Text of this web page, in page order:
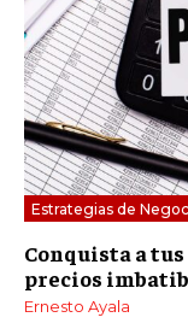
Estrategias de
Conquista a
precios
Ernesto Ayala